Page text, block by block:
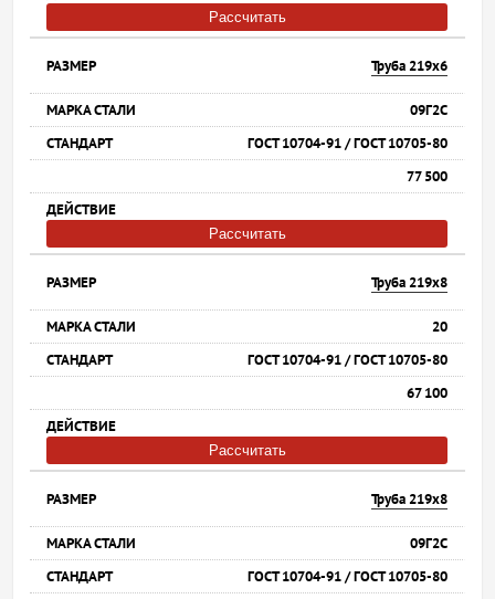
Рассчитать
Труба 219х6
09Г2С
ГОСТ 10704-91 / ГОСТ 10705-80
77 500
Рассчитать
Труба 219х8
20
ГОСТ 10704-91 / ГОСТ 10705-80
67 100
Рассчитать
Труба 219х8
09Г2С
ГОСТ 10704-91 / ГОСТ 10705-80